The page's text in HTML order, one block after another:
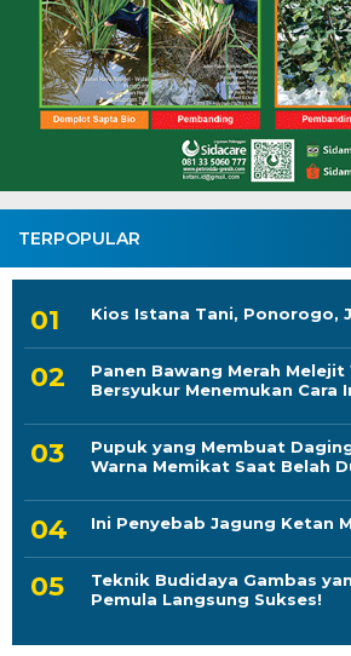
TERPOPULAR
Kios Istana Tani, Ponorogo,
Panen Bawang Merah Melejit
Bersyukur Menemukan Cara
Pupuk yang Membuat
Warna Memikat Saat Belah
Ini Penyebab Jagung Ketan
Teknik Budidaya Gambas
Pemula Langsung Sukses!